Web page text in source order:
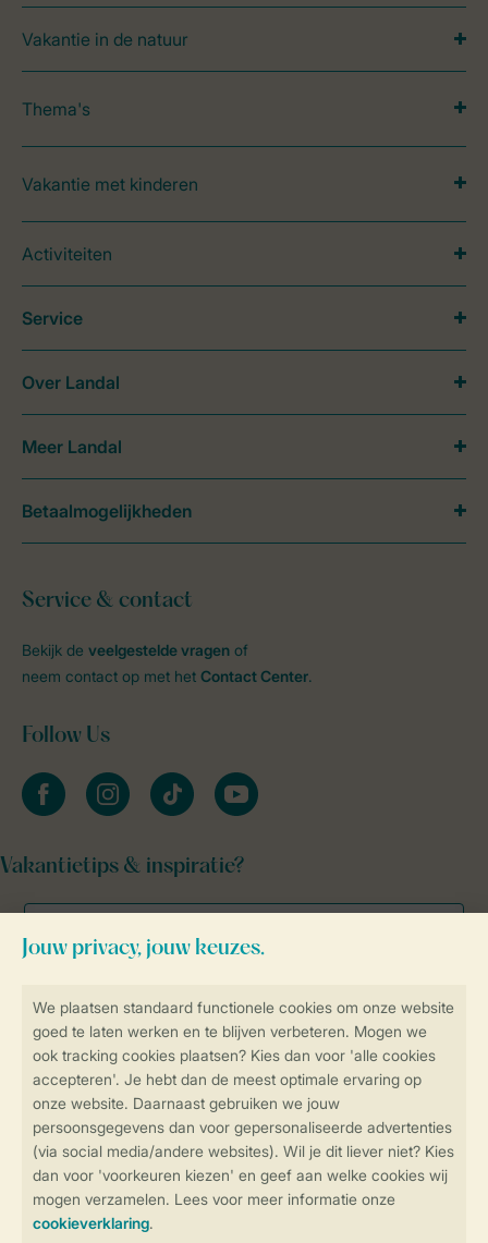
Controle over jouw gegevens &
Veilig en snel online boeken
Veilige gegevensoverdracht
Veilige betaling
Vakantie in de natuur
Thema's
Vakantie met kinderen
Activiteiten
Service & contact
Bekijk de veelgestelde vragen of
neem contact op met het Contact Center.
Follow Us
facebookinstagramtiktok youtube
Vakantietips & inspiratie?
Service
Over Landal
Meer Landal
Betaalmogelijkheden